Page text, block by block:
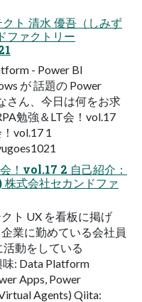
ト 清水 優吾（しみず
ファクトリー
- Power BI
が 話題の Power
さん、今日は何をお求
勉強＆LT会！vol.17
vol.17 1
！vol.17 2 自己紹介：
式会社セカンドファ
ト UX を看板に掲げ
業に勤めている会社員
動をしている
: Data Platform
Apps, Power
Agents) Qiita: